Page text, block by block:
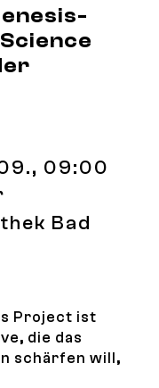
09:00
Bad
Project ist
die das
schärfen will,